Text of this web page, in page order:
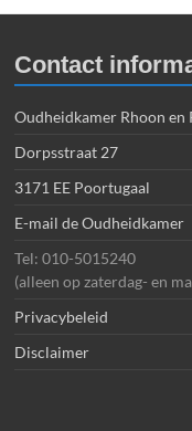
Contact
Oudheidkamer Rhoon en
Dorpsstraat 27
3171 EE Poortugaal
E-mail de Oudheidkamer
Tel: 010-5015240
(alleen op zaterdag- en
Privacybeleid
Disclaimer